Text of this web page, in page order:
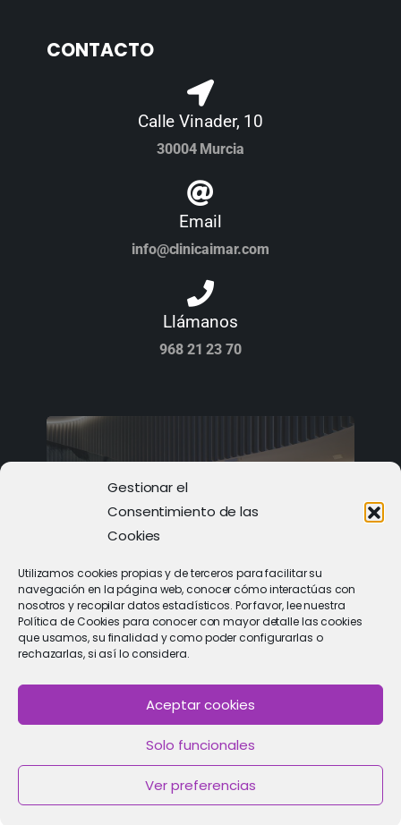
Gestionar el
Consentimiento de las
Cookies
Utilizamos cookies propias y de terceros para facilitar su
navegación en la página web, conocer cómo interactúas con
nosotros y recopilar datos estadísticos. Por favor, lee nuestra
Política de Cookies para conocer con mayor detalle las cookies
que usamos, su finalidad y como poder configurarlas o
rechazarlas, si así lo considera.
Aceptar cookies
Solo funcionales
Ver preferencias
CONTACTO
Calle Vinader, 10
30004 Murcia
Email
info@clinicaimar.com
Llámanos
968 21 23 70
PIDE CITA
Solicitar cita con un especialista
2021 © Clínica de Fertilidad Imar